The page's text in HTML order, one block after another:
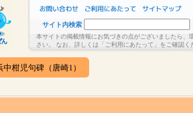
サイト内検索
本サイトの掲載情報にお気づきの点がございましたら、
さい。 なお、詳しくは「ご利用にあたって」をご確認く
中柑児句碑（唐崎1）